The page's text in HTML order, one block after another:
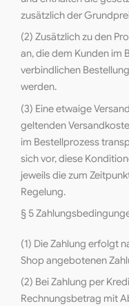
zusätzlich der
(2) Zusätzlich zu den
an, die dem Kunden im
verbindlichen
werden.
(3) Eine etwaige
geltenden
im Bestellprozess
sich vor, diese
jeweils die zum
Regelung.
§ 5
(1) Die Zahlung erfolgt
Shop angebotenen
(2) Bei Zahlung per
Rechnungsbetrag mit